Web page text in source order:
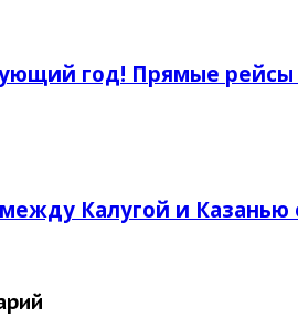
год! Прямые рейсы
Калугой и Казанью